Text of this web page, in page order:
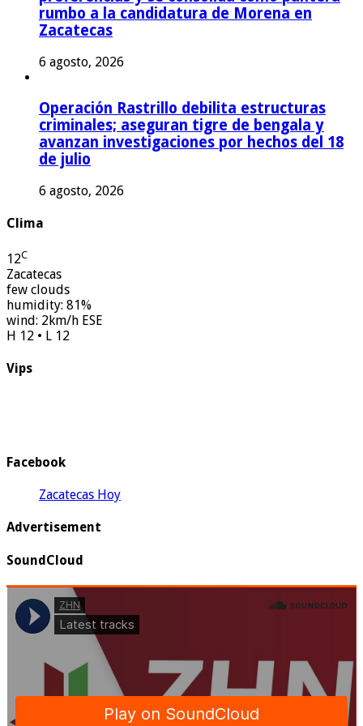
rumbo a la candidatura de Morena en
Zacatecas
6 agosto, 2026
Operación Rastrillo debilita estructuras
criminales; aseguran tigre de bengala y
avanzan investigaciones por hechos del 18
de julio
6 agosto, 2026
Clima
12C
Zacatecas
few clouds
humidity: 81%
wind: 2km/h ESE
H 12 • L 12
Vips
Facebook
Zacatecas Hoy
Advertisement
SoundCloud